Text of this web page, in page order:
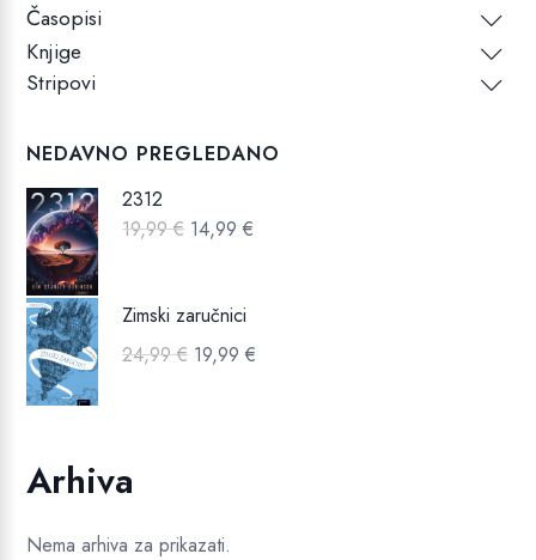
Časopisi
Knjige
Stripovi
NEDAVNO PREGLEDANO
2312
19,99€ Izvorna
19,99 €.
14,99€
Zimski zaručnici
24,99€ Izvorna
19,99€
Arhiva
Nema arhiva za prikazati.